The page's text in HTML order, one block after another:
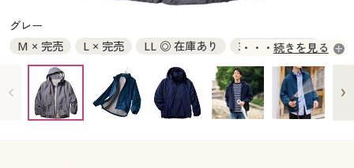
大きいサイズ 事務・制服
カタログ・チラシからのご注文
デジタルカタログ
カタログ無料プレゼント
カタログ無料プレゼント
会員メニュー
グレー
M × 完売
L × 完売 LL ◎ 在庫あり
3L ◎ 在庫あり
5L × 完売
続きを見る